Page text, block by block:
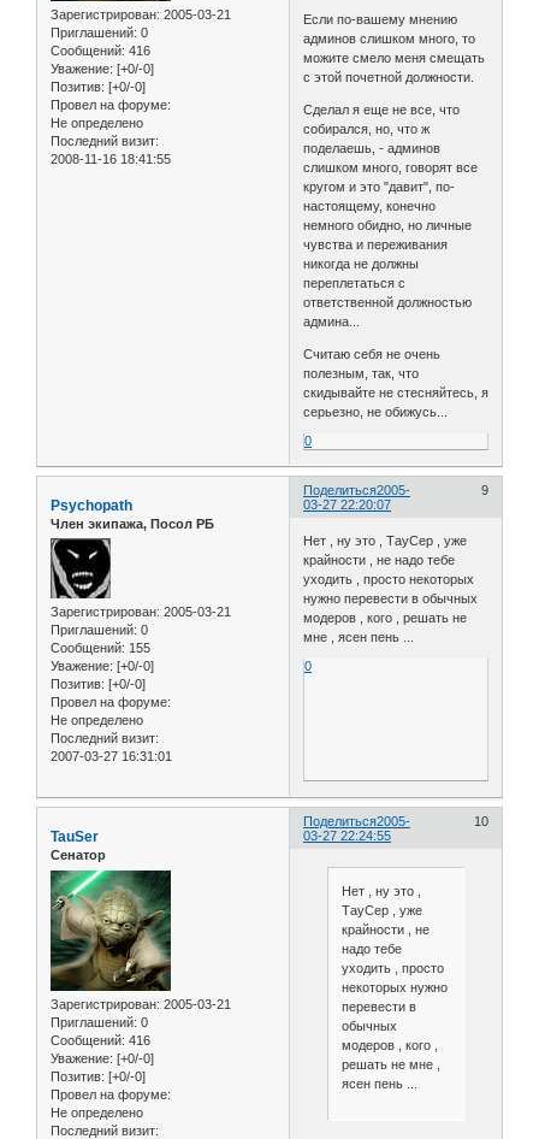
Зарегистрирован: 2005-03-21
Приглашений: 0
Сообщений: 416
Уважение: [+0/-0]
Позитив: [+0/-0]
Провел на форуме:
Не определено
Последний визит:
2008-11-16 18:41:55
Если по-вашему мнению
админов слишком много, то
можите смело меня смещать
с этой почетной должности.
Сделал я еще не все, что
собирался, но, что ж
поделаешь, - админов
слишком много, говорят все
кругом и это "давит", по-
настоящему, конечно
немного обидно, но личные
чувства и переживания
никогда не должны
переплетаться с
ответственной должностью
админа...
Считаю себя не очень
полезным, так, что
скидывайте не стесняйтесь, я
серьезно, не обижусь...
0
Поделиться 9
2005-
03-27 22:20:07
Psychopath
Член экипажа, Посол РБ
Зарегистрирован: 2005-03-21
Приглашений: 0
Сообщений: 155
Уважение: [+0/-0]
Позитив: [+0/-0]
Провел на форуме:
Не определено
Последний визит:
2007-03-27 16:31:01
Нет , ну это , ТауСер , уже
крайности , не надо тебе
уходить , просто некоторых
нужно перевести в обычных
модеров , кого , решать не
мне , ясен пень ...
0
Поделиться 10
2005-
03-27 22:24:55
TauSer
Сенатор
Зарегистрирован: 2005-03-21
Приглашений: 0
Сообщений: 416
Уважение: [+0/-0]
Позитив: [+0/-0]
Провел на форуме:
Не определено
Последний визит:
Нет , ну это ,
ТауСер , уже
крайности , не
надо тебе
уходить , просто
некоторых нужно
перевести в
обычных
модеров , кого ,
решать не мне ,
ясен пень ...